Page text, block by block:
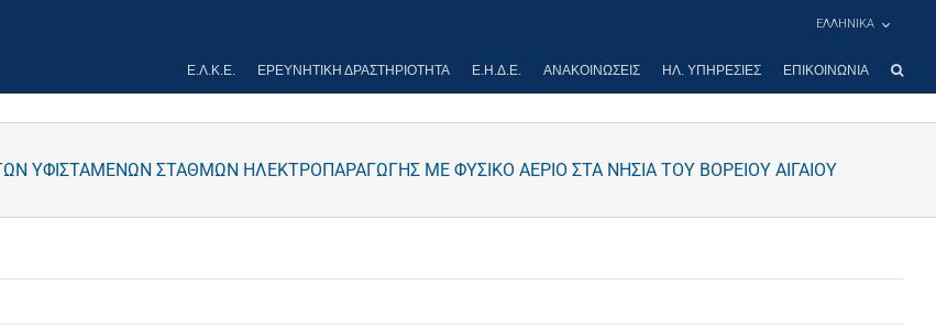
ΕΛΛΗΝΙΚΑ
Ε.Λ.Κ.Ε. ΕΡΕΥΝΗΤΙΚΉ ΔΡΑΣΤΗΡΙΌΤΗΤΑ Ε.Η.Δ.Ε. ΑΝΑΚΟΙΝΏΣΕΙΣ ΗΛ. ΥΠΗΡΕΣΊΕΣ ΕΠΙΚΟΙΝΩΝΊΑ
ΥΦΙΣΤΑΜΕΝΩΝ ΣΤΑΘΜΩΝ ΗΛΕΚΤΡΟΠΑΡΑΓΩΓΗΣ ΜΕ ΦΥΣΙΚΟ ΑΕΡΙΟ ΣΤΑ ΝΗΣΙΑ ΤΟΥ ΒΟΡΕΙΟΥ ΑΙΓΑΙΟΥ